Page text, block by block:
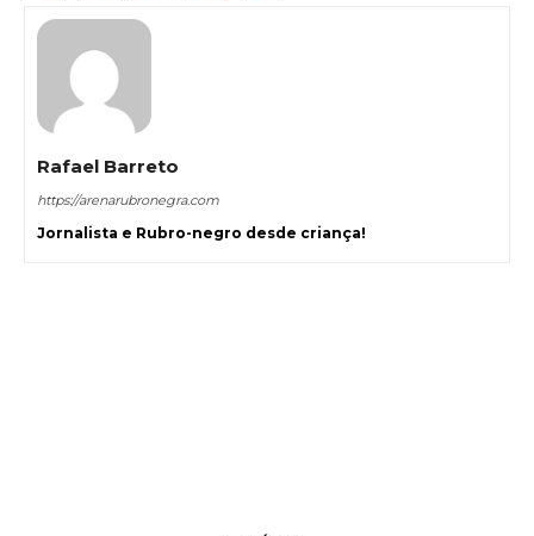
Rafael Barreto
https://arenarubronegra.com
Jornalista e Rubro-negro desde criança!